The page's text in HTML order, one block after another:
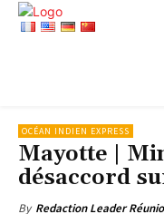
OCÉAN INDIEN EXPRESS
Mayotte |
désaccord
By Redaction Leader